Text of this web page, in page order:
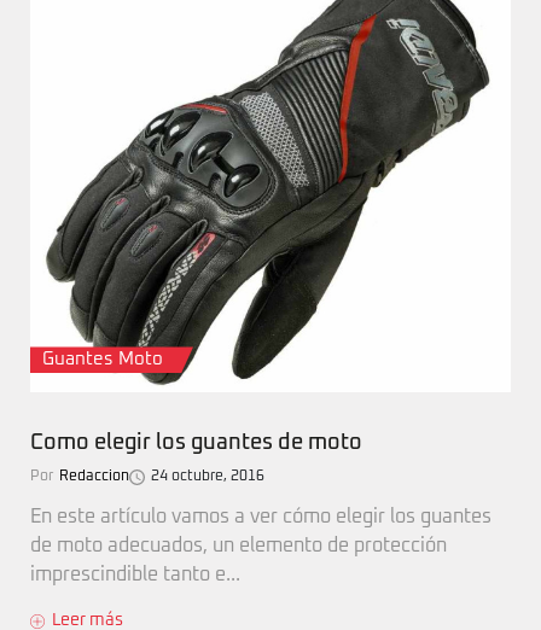
Guantes Moto
Como elegir los guantes de moto
Por Redaccion 24 octubre, 2016
En este artículo vamos a ver cómo elegir los guantes
de moto adecuados, un elemento de protección
imprescindible tanto e...
Leer más